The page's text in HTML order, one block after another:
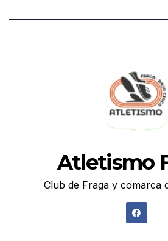
Atletismo
Club de Fraga y comarca